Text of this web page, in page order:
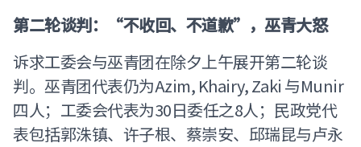
第二轮谈判：“不收回、不道歉”，巫青大怒
诉求工委会与巫青团在除夕上午展开第二轮谈
判。巫青团代表仍为Azim, Khairy, Zaki 与Munir
四人；工委会代表为30日委任之8人；民政党代
表包括郭洙镇、许子根、蔡崇安、邱瑞昆与卢永